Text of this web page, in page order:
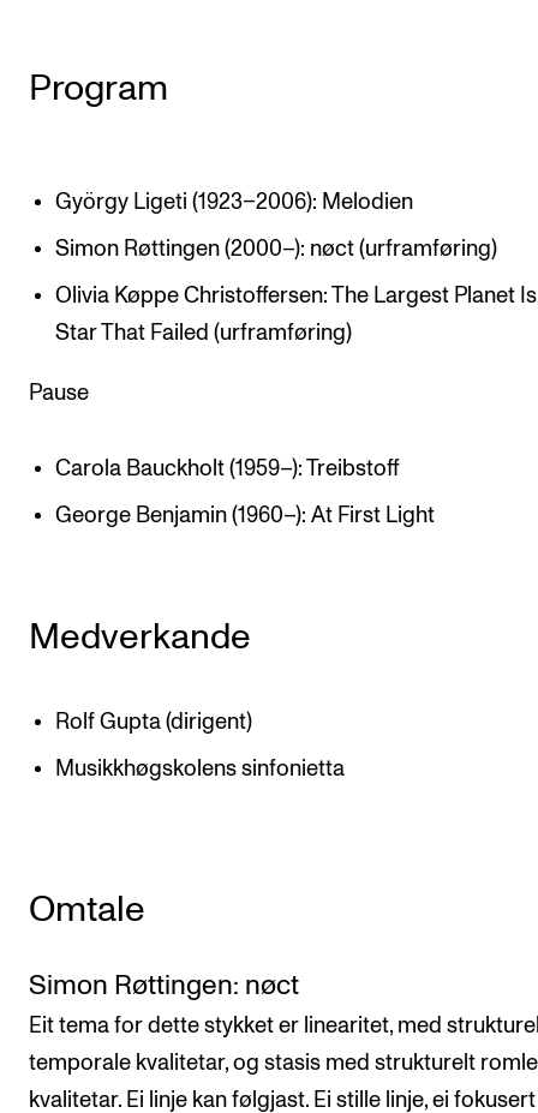
IN.TUNE
Arrangementer og konserter
Nyheter og historier
Ledige stillinger
INFO
Kontakt oss
Finn ansatte
Program
György Ligeti (1923–2006): Melodien
Simon Røttingen (2000–): nøct (urframføring)
Olivia Køppe Christoffersen: The Largest Planet
Star That Failed (urframføring)
Pause
Carola Bauckholt (1959–): Treibstoff
George Benjamin (1960–): At First Light
Medverkande
Rolf Gupta (dirigent)
Musikkhøgskolens sinfonietta
Omtale
Simon Røttingen: nøct
Eit tema for dette stykket er linearitet, med
temporale kvalitetar, og stasis med strukturelt
kvalitetar. Ei linje kan følgjast. Ei stille linje, ei fokusert